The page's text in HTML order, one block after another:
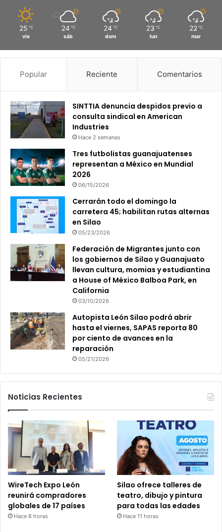
25 ℃
vie
24 ℃
sáb
24 ℃
dom
23 ℃
lun
22 ℃
mar
Popular Reciente Comentarios
SINTTIA denuncia despidos previo a
consulta sindical en American
Industries
Hace 2 semanas
Tres futbolistas guanajuatenses
representan a México en Mundial
2026
06/15/2026
Cerrarán todo el domingo la
carretera 45; habilitan rutas alternas
en Silao
05/23/2026
Federación de Migrantes junto con
los gobiernos de Silao y Guanajuato
llevan cultura, momias y estudiantina
a House of México Balboa Park, en
California
03/10/2026
Autopista León Silao podrá abrir
hasta el viernes, SAPAS reporta 80
por ciento de avances en la
reparación
05/21/2026
Noticias Recientes
WireTech Expo León
reunirá compradores
globales de 17 países
Hace 8 horas
Silao ofrece talleres de
teatro, dibujo y pintura
para todas las edades
Hace 11 horas